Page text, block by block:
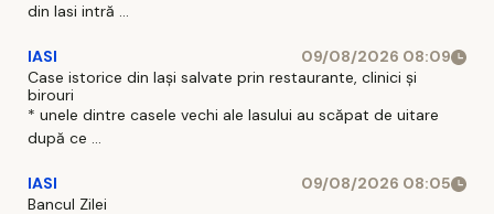
din Iasi intră ...
IASI
09/08/2026 08:09
Case istorice din Iași salvate prin restaurante, clinici și
birouri
* unele dintre casele vechi ale Iasului au scăpat de uitare
după ce ...
IASI
09/08/2026 08:05
Bancul Zilei